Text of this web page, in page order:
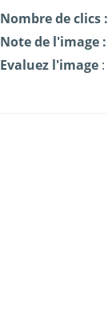
Nombre de clics :
Note de l'image :
Evaluez l'image :